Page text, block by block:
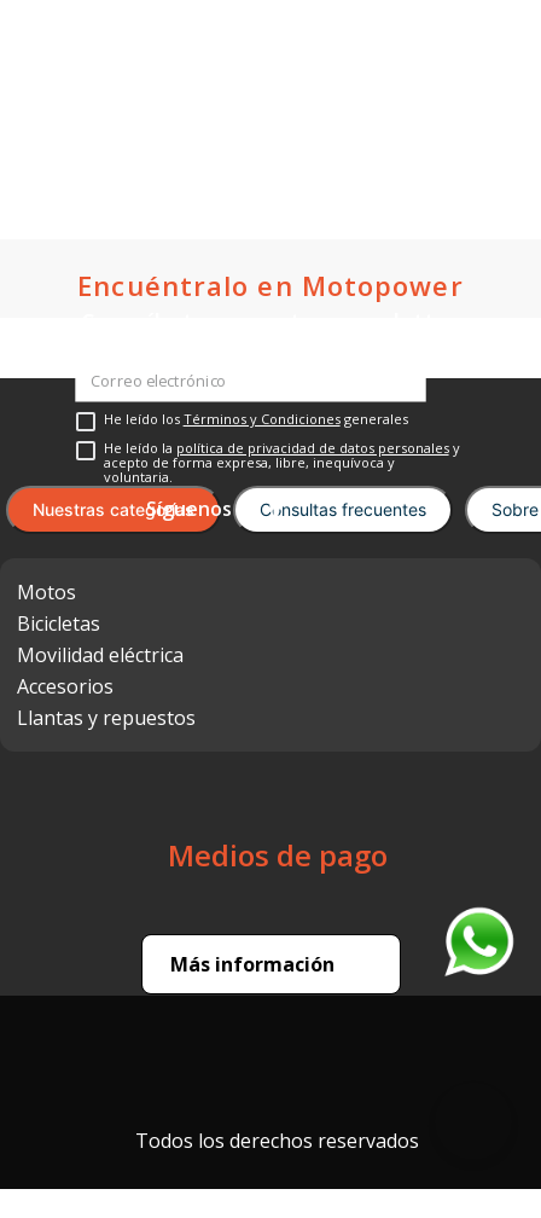
Encuéntralo en Motopower
He leído los Términos y Condicionesgenerales
He leído la política de privacidad de datos personalesy
acepto de forma expresa, libre, inequívoca y
voluntaria.
Nuestras categorías Consultas frecuentes
Motos
Bicicletas
Movilidad eléctrica
Accesorios
Llantas y repuestos
Medios de pago
Más información
Todos los derechos reservados